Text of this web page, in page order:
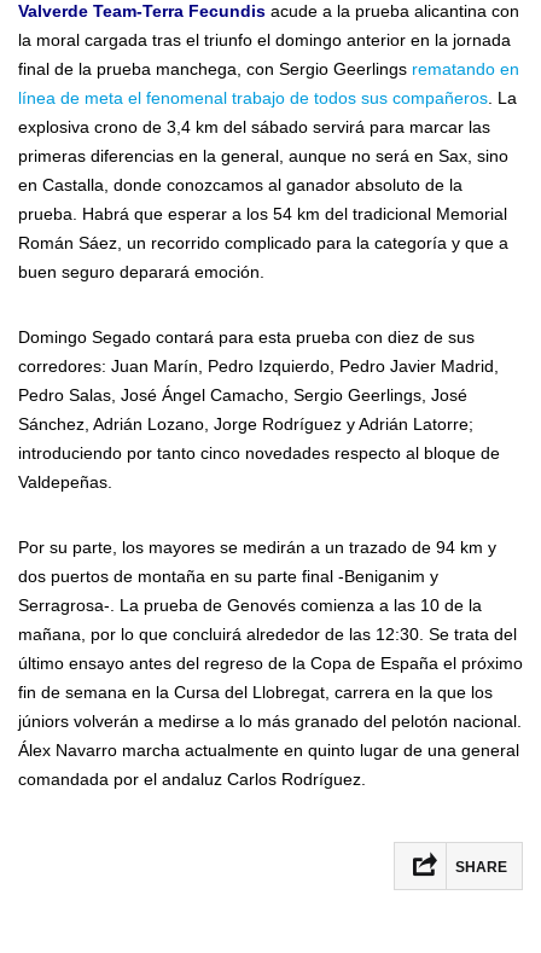
Valverde Team-Terra Fecundis acude a la prueba alicantina con
la moral cargada tras el triunfo el domingo anterior en la jornada
final de la prueba manchega, con Sergio Geerlings rematando en
línea de meta el fenomenal trabajo de todos sus compañeros . La
explosiva crono de 3,4 km del sábado servirá para marcar las
primeras diferencias en la general, aunque no será en Sax, sino
en Castalla, donde conozcamos al ganador absoluto de la
prueba. Habrá que esperar a los 54 km del tradicional Memorial
Román Sáez, un recorrido complicado para la categoría y que a
buen seguro deparará emoción.
Domingo Segado contará para esta prueba con diez de sus
corredores: Juan Marín, Pedro Izquierdo, Pedro Javier Madrid,
Pedro Salas, José Ángel Camacho, Sergio Geerlings, José
Sánchez, Adrián Lozano, Jorge Rodríguez y Adrián Latorre;
introduciendo por tanto cinco novedades respecto al bloque de
Valdepeñas.
Por su parte, los mayores se medirán a un trazado de 94 km y
dos puertos de montaña en su parte final -Beniganim y
Serragrosa-. La prueba de Genovés comienza a las 10 de la
mañana, por lo que concluirá alrededor de las 12:30. Se trata del
último ensayo antes del regreso de la Copa de España el próximo
fin de semana en la Cursa del Llobregat, carrera en la que los
júniors volverán a medirse a lo más granado del pelotón nacional.
Álex Navarro marcha actualmente en quinto lugar de una general
comandada por el andaluz Carlos Rodríguez.
SHARE